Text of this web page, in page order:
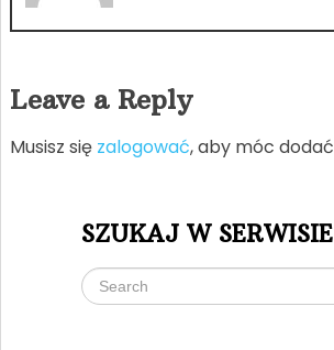
Leave a Reply
Musisz się zalogować, aby móc
SZUKAJ W SERWISIE